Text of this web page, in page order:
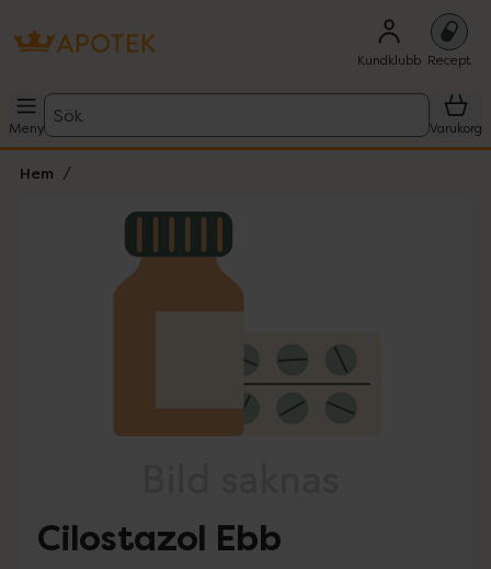
Kundklubb Recept
Meny
Sök
Varukorg
Hem
Lista: . Innehåller 1 objekt.
Cilostazol Ebb